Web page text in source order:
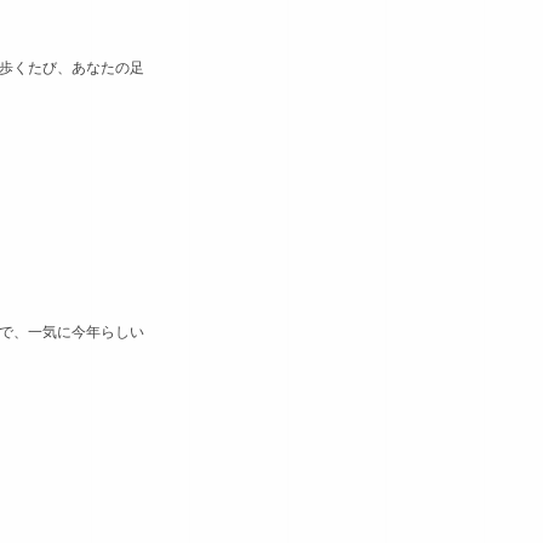
くたび、あなたの足
、一気に今年らしい